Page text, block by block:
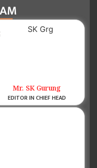
Mr. SK Gurung
EDITOR IN CHIEF HEAD